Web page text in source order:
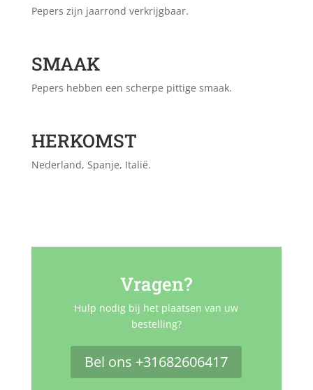
Pepers zijn jaarrond verkrijgbaar.
SMAAK
Pepers hebben een scherpe pittige smaak.
HERKOMST
Nederland, Spanje, Italië.
Vragen?
Hulp nodig bij het plaatsen van uw
bestelling?
Bel ons +31682606417